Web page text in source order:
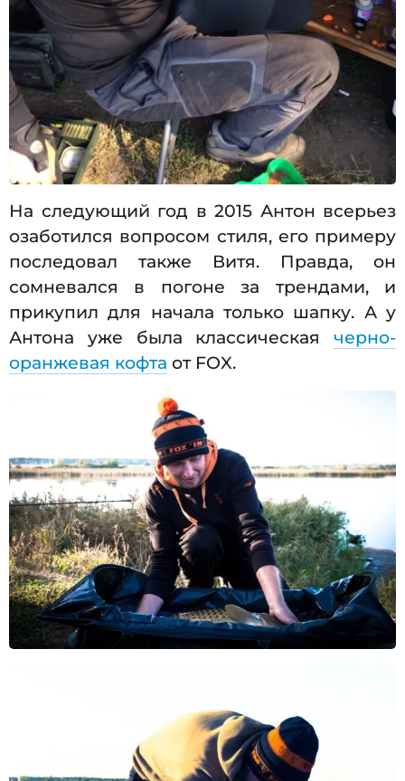
На следующий год в 2015 Антон всерьез
озаботился вопросом стиля, его примеру
последовал также Витя. Правда, он
сомневался в погоне за трендами, и
прикупил для начала только шапку. А у
Антона уже была классическая черно-
оранжевая кофта от FOX.